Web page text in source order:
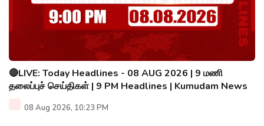
🔴LIVE: Today Headlines - 08 AUG 2026 | 9 மணி
தலைப்புச் செய்திகள் | 9 PM Headlines | Kumudam News
08 Aug 2026, 10:23 PM